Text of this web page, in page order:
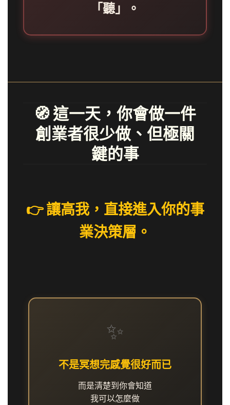
「聽」。
🧭 這一天，你會做一件
創業者很少做、但極關
鍵的事
👉 讓高我，直接進入你的事
業決策層。
✨
不是冥想完感覺很好而已
而是清楚到你會知道
我可以怎麼做